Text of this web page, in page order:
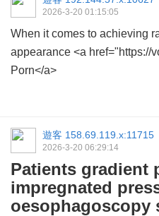
2026-3-20 01:15:05
When it comes to achieving
appearance <a href="https://
Porn</a>
遊客 158.69.119.x:11715
2026-3-20 06:29:14
Patients gradient
impregnated
oesophagoscopy